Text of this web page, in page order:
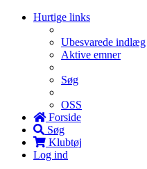
Hurtige links
Ubesvarede indlæg
Aktive emner
Søg
OSS
Forside
Søg
Klubtøj
Log ind